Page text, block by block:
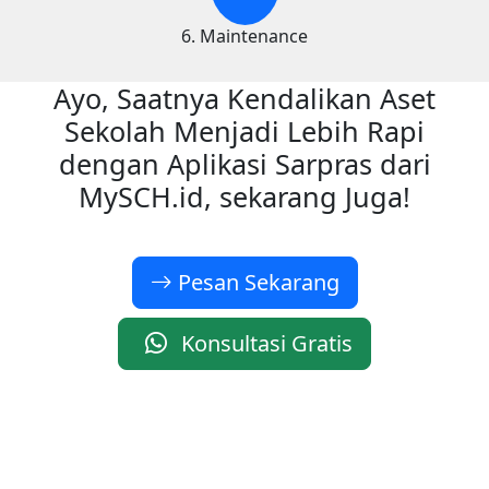
6. Maintenance
Ayo, Saatnya Kendalikan Aset
Sekolah Menjadi Lebih Rapi
dengan Aplikasi Sarpras dari
MySCH.id, sekarang Juga!
Pesan Sekarang
Konsultasi Gratis